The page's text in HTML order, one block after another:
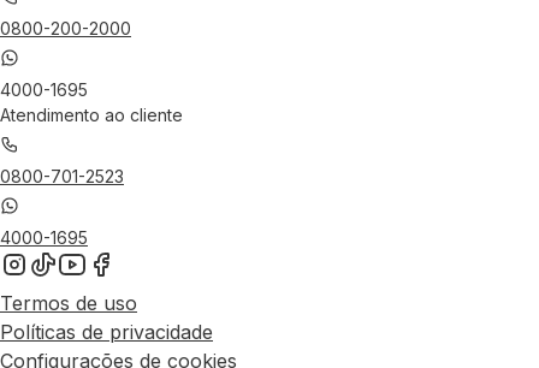
0800-200-2000
4000-1695
Atendimento ao cliente
0800-701-2523
4000-1695
Termos de uso
Políticas de privacidade
Configurações de cookies